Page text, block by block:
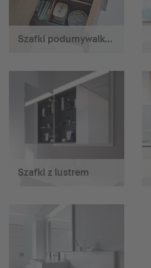
Szafki podumywalkowe
Szafki z lustrem